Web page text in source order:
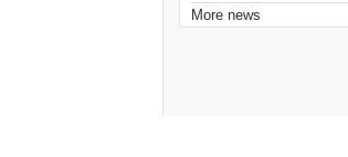
More news